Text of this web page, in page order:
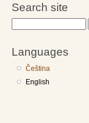
Search site
Languages
Čeština
English